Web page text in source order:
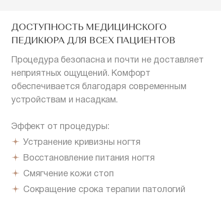
ДОСТУПНОСТЬ МЕДИЦИНСКОГО
ПЕДИКЮРА ДЛЯ ВСЕХ ПАЦИЕНТОВ
Процедура безопасна и почти не доставляет
неприятных ощущений. Комфорт
обеспечивается благодаря современным
устройствам и насадкам.
Эффект от процедуры:
Устранение кривизны ногтя
Восстановление питания ногтя
Смягчение кожи стоп
Сокращение срока терапии патологий